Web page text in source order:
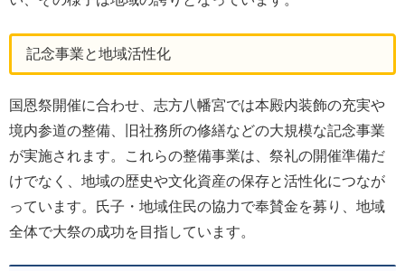
記念事業と地域活性化
国恩祭開催に合わせ、志方八幡宮では本殿内装飾の充実や
境内参道の整備、旧社務所の修繕などの大規模な記念事業
が実施されます。これらの整備事業は、祭礼の開催準備だ
けでなく、地域の歴史や文化資産の保存と活性化につなが
っています。氏子・地域住民の協力で奉賛金を募り、地域
全体で大祭の成功を目指しています。